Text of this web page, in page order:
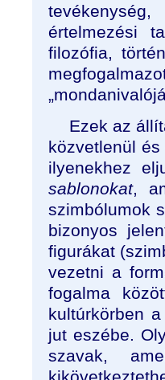
értelmezési
filozófia,
Ezek az
közvetlenül
ilyenekhez
sablonokat,
szimbólumok
bizonyos
figurákat
vezetni a
fogalma
kultúrkörben
jut eszébe.
szavak,